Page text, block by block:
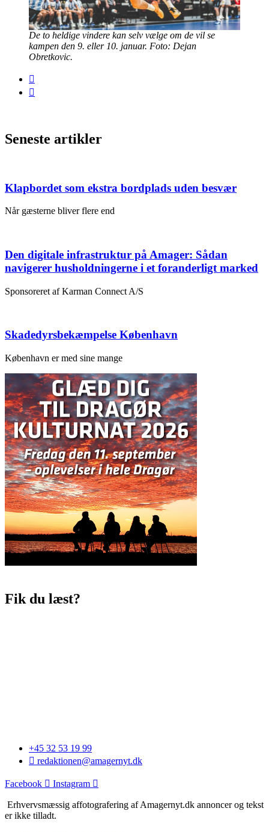
De to heldige vindere kan selv vælge om de vil se
kampen den 9. eller 10. januar. Foto: Dejan
Obretkovic.
Seneste artikler
Klapbordet som ekstra bordplads uden besvær
Når gæsterne bliver flere end
Den digitale infrastruktur på Amager: Sådan
navigerer husholdningerne i et foranderligt marked
Sponsoreret af Karman Connect A/S
Skadedyrsbekæmpelse København
København er med sine mange
Fik du læst?
+45 32 53 19 99
redaktionen@amagernyt.dk
Facebook Instagram
Erhvervsmæssig affotografering af Amagernyt.dk annoncer og tekst
er ikke tilladt.